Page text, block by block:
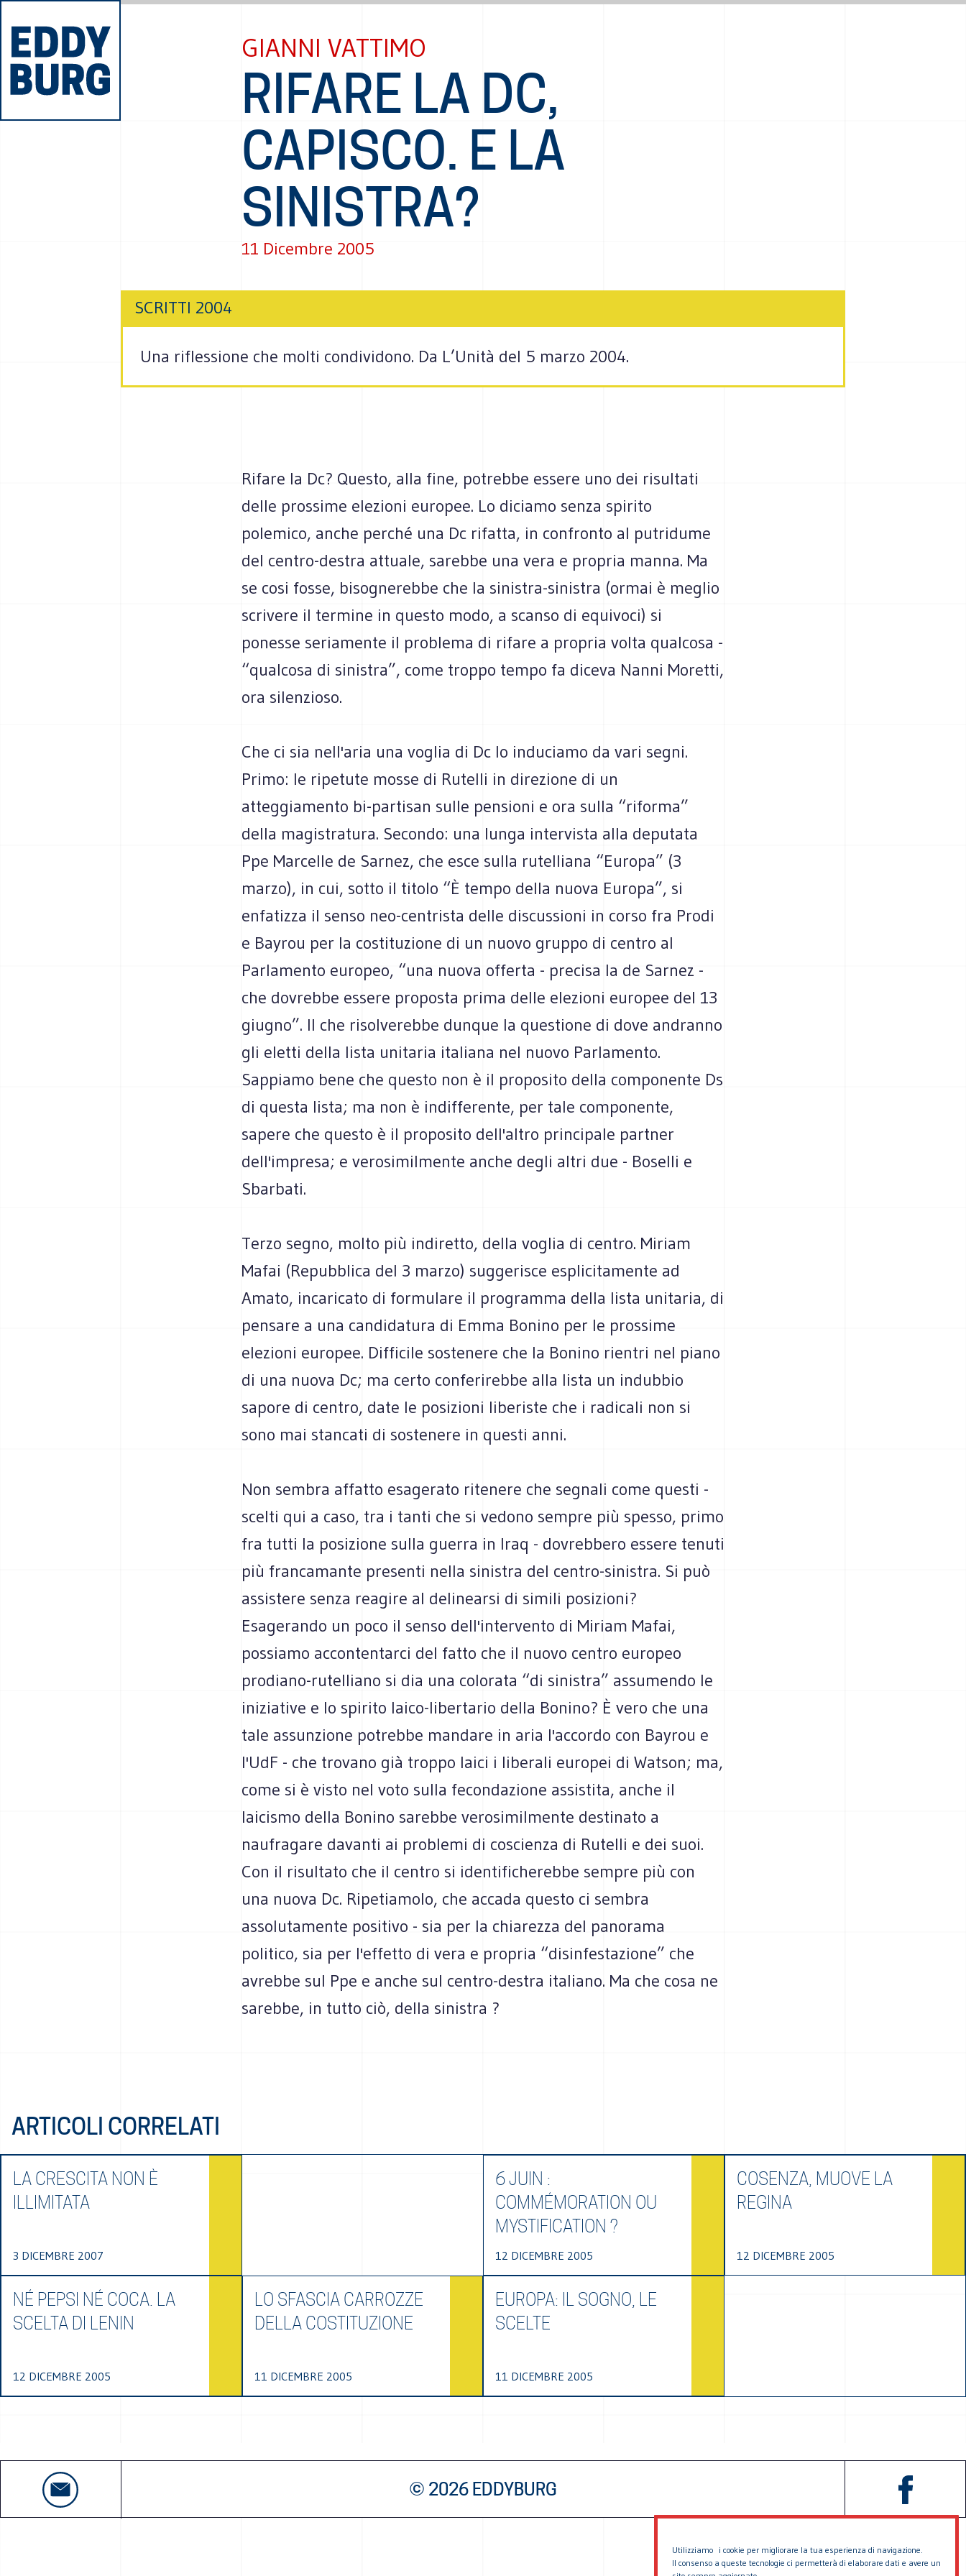
Utilizziamo i cookie per migliorare la tua esperienza di navigazione.
Il consenso a queste tecnologie ci permetterà di elaborare dati e avere un
GIANNI VATTIMO
RIFARE LA DC,
CAPISCO. E LA
SINISTRA?
11 Dicembre 2005
SCRITTI 2004
Una riflessione che molti condividono. Da L’Unità del 5 marzo 2004.
Rifare la Dc? Questo, alla fine, potrebbe essere uno dei risultati
delle prossime elezioni europee. Lo diciamo senza spirito
polemico, anche perché una Dc rifatta, in confronto al putridume
del centro-destra attuale, sarebbe una vera e propria manna. Ma
se cosi fosse, bisognerebbe che la sinistra-sinistra (ormai è meglio
scrivere il termine in questo modo, a scanso di equivoci) si
ponesse seriamente il problema di rifare a propria volta qualcosa -
“qualcosa di sinistra”, come troppo tempo fa diceva Nanni Moretti,
ora silenzioso.
Che ci sia nell'aria una voglia di Dc lo induciamo da vari segni.
Primo: le ripetute mosse di Rutelli in direzione di un
atteggiamento bi-partisan sulle pensioni e ora sulla “riforma”
della magistratura. Secondo: una lunga intervista alla deputata
Ppe Marcelle de Sarnez, che esce sulla rutelliana “Europa” (3
marzo), in cui, sotto il titolo “È tempo della nuova Europa”, si
enfatizza il senso neo-centrista delle discussioni in corso fra Prodi
e Bayrou per la costituzione di un nuovo gruppo di centro al
Parlamento europeo, “una nuova offerta - precisa la de Sarnez -
che dovrebbe essere proposta prima delle elezioni europee del 13
giugno”. Il che risolverebbe dunque la questione di dove andranno
gli eletti della lista unitaria italiana nel nuovo Parlamento.
Sappiamo bene che questo non è il proposito della componente Ds
di questa lista; ma non è indifferente, per tale componente,
sapere che questo è il proposito dell'altro principale partner
dell'impresa; e verosimilmente anche degli altri due - Boselli e
Sbarbati.
Terzo segno, molto più indiretto, della voglia di centro. Miriam
Mafai (Repubblica del 3 marzo) suggerisce esplicitamente ad
Amato, incaricato di formulare il programma della lista unitaria, di
pensare a una candidatura di Emma Bonino per le prossime
elezioni europee. Difficile sostenere che la Bonino rientri nel piano
di una nuova Dc; ma certo conferirebbe alla lista un indubbio
sapore di centro, date le posizioni liberiste che i radicali non si
sono mai stancati di sostenere in questi anni.
Non sembra affatto esagerato ritenere che segnali come questi -
scelti qui a caso, tra i tanti che si vedono sempre più spesso, primo
fra tutti la posizione sulla guerra in Iraq - dovrebbero essere tenuti
più francamante presenti nella sinistra del centro-sinistra. Si può
assistere senza reagire al delinearsi di simili posizioni?
Esagerando un poco il senso dell'intervento di Miriam Mafai,
possiamo accontentarci del fatto che il nuovo centro europeo
prodiano-rutelliano si dia una colorata “di sinistra” assumendo le
iniziative e lo spirito laico-libertario della Bonino? È vero che una
tale assunzione potrebbe mandare in aria l'accordo con Bayrou e
l'UdF - che trovano già troppo laici i liberali europei di Watson; ma,
come si è visto nel voto sulla fecondazione assistita, anche il
laicismo della Bonino sarebbe verosimilmente destinato a
naufragare davanti ai problemi di coscienza di Rutelli e dei suoi.
Con il risultato che il centro si identificherebbe sempre più con
una nuova Dc. Ripetiamolo, che accada questo ci sembra
assolutamente positivo - sia per la chiarezza del panorama
politico, sia per l'effetto di vera e propria “disinfestazione” che
avrebbe sul Ppe e anche sul centro-destra italiano. Ma che cosa ne
sarebbe, in tutto ciò, della sinistra ?
ARTICOLI CORRELATI
LA CRESCITA NON È
ILLIMITATA
3 DICEMBRE 2007
6 JUIN :
COMMÉMORATION OU
MYSTIFICATION ?
12 DICEMBRE 2005
COSENZA, MUOVE LA
REGINA
12 DICEMBRE 2005
NÉ PEPSI NÉ COCA. LA
SCELTA DI LENIN
12 DICEMBRE 2005
LO SFASCIA CARROZZE
DELLA COSTITUZIONE
11 DICEMBRE 2005
EUROPA: IL SOGNO, LE
SCELTE
11 DICEMBRE 2005
© 2026 EDDYBURG